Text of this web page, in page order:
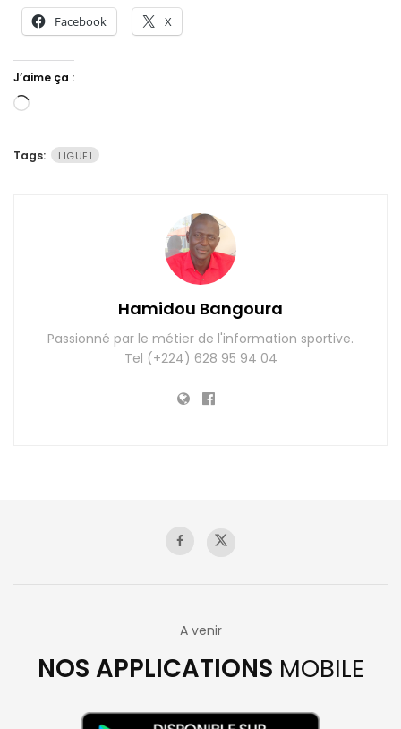
Facebook X
J’aime ça :
Chargement…
Tags: LIGUE1
Hamidou Bangoura
Passionné par le métier de l'information sportive.
Tel (+224) 628 95 94 04
A venir
NOS APPLICATIONS MOBILE